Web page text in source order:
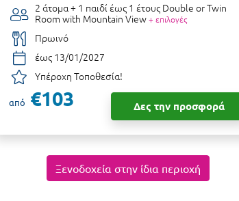
2 άτομα + 1 παιδί έως 1 έτους Double or Twin
Room with Mountain View+ επιλογές
Πρωινό
έως 13/01/2027
Υπέροχη Τοποθεσία!
από €103 Δες την προσφορά
Ξενοδοχεία στην ίδια περιοχή